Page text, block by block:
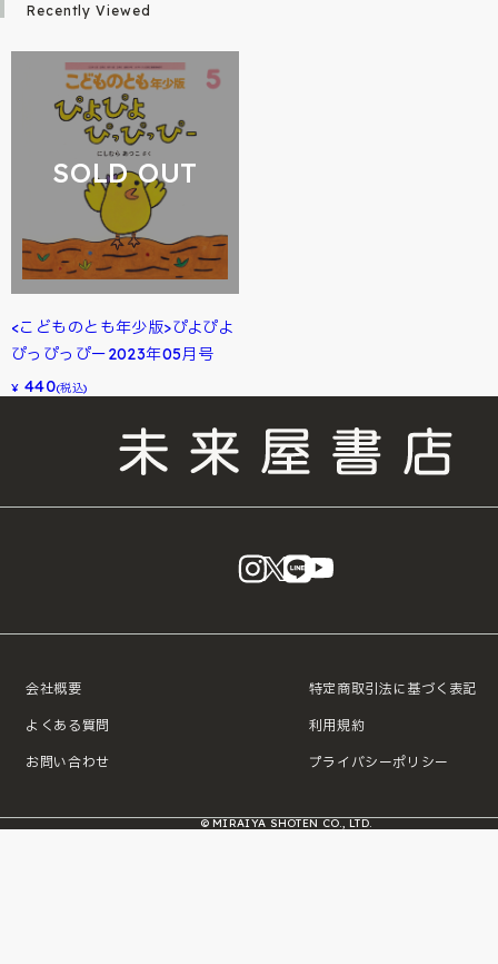
Recently Viewed
SOLD OUT
<こどものとも年少版>ぴよぴよ
ぴっぴっぴー2023年05月号
¥ 440(税込)
instagram
X LINE
会社概要
よくある質問
お問い合わせ
特定商取引法に基づく表記
利用規約
プライバシーポリシー
© MIRAIYA SHOTEN CO., LTD.